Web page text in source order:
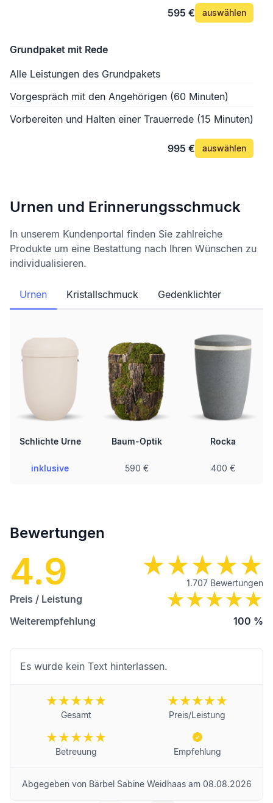
595 € auswählen
Grundpaket mit Rede
Alle Leistungen des Grundpakets
Vorgespräch mit den Angehörigen (60 Minuten)
Vorbereiten und Halten einer Trauerrede (15 Minuten)
995 € auswählen
Urnen und Erinnerungsschmuck
In unserem Kundenportal finden Sie zahlreiche
Produkte um eine Bestattung nach Ihren Wünschen zu
individualisieren.
Urnen Kristallschmuck Gedenklichter
Schlichte Urne
inklusive
Baum-Optik
590 €
Rocka
400 €
Bewertungen
4.9 1.707 Bewertungen
Preis / Leistung
Weiterempfehlung
100 %
Es wurde kein Text hinterlassen.
Gesamt Preis/Leistung
Betreuung Empfehlung
Abgegeben von Bärbel Sabine Weidhaasam 08.08.2026